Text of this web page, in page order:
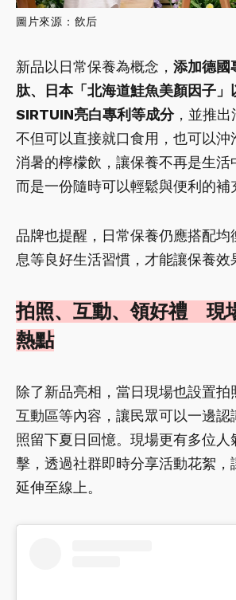
圖片來源：飲后
新品以日常保養為概念， 添加德國
肽、日本「北海道鮭魚美顏因子」
SIRTUIN亮白專利等成分，並推出
不但可以直接就口食用，也可以沖
消暑的檸檬飲，讓保養不再是生活
而是一份隨時可以輕鬆與便利的補
品牌也提醒，日常保養仍應搭配均
息等良好生活習慣，才能讓保養效
拍照、互動、領好禮 現
熱點
除了新品亮相，當日現場也設置拍
互動區等內容，讓民眾可以一邊認
照留下夏日回憶。現場更有多位人
擊，透過社群即時分享活動花絮，
延伸至線上。